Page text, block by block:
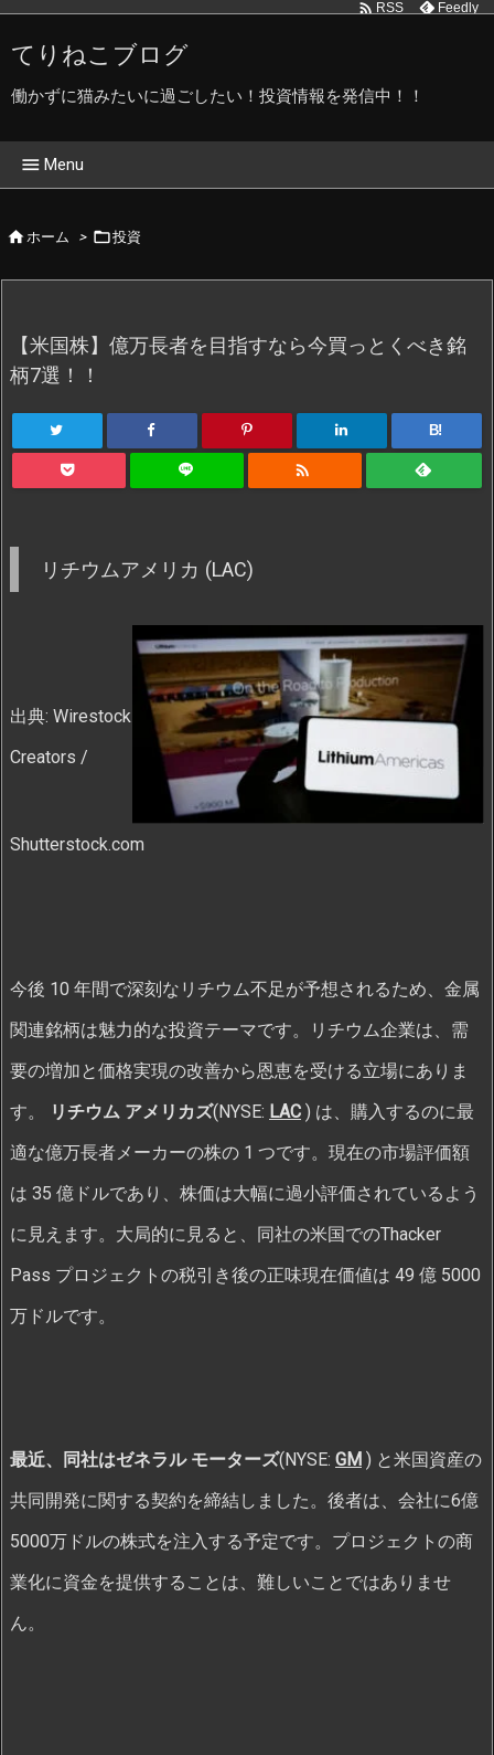
てりねこブログ
働かずに猫みたいに過ごしたい！投資情報を発信中！！
Menu
プライバシーポリシー
 RSS Feedly
ホーム > 投資
【米国株】億万長者を目指すなら今買っとくべき銘
柄7選！！
B!

リチウムアメリカ (LAC)
出典: Wirestock
Creators /
Shutterstock.com
今後 10 年間で深刻なリチウム不足が予想されるため、金属
関連銘柄は魅力的な投資テーマです。リチウム企業は、需
要の増加と価格実現の改善から恩恵を受ける立場にありま
す。
リチウム アメリカズ(NYSE: LAC ) は、購入するのに最
適な億万長者メーカーの株の 1 つです。現在の市場評価額
は 35 億ドルであり、株価は大幅に過小評価されているよう
に見えます。大局的に見ると、同社の米国でのThacker
Pass プロジェクトの税引き後の正味現在価値は 49 億 5000
万ドルです。
最近、同社はゼネラル モーターズ(NYSE: GM ) と米国資産の
共同開発に関する契約を締結しました。後者は、会社に6億
5000万ドルの株式を注入する予定です。プロジェクトの商
業化に資金を提供することは、難しいことではありませ
ん。